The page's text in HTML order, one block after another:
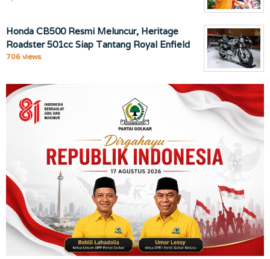
Honda CB500 Resmi Meluncur, Heritage
Roadster 501cc Siap Tantang Royal Enfield
706 views